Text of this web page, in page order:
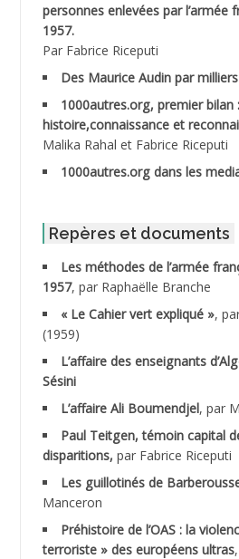
ABDESMED Mohamed ben
ABDESSELAMI Kouider
ABDESSLEM Ahmed dit le Coiffeur
ABDOUDOU
ABID Mohamed
ABNOUN Salah
ACHACHE M.*
ACHLAF Ali
ADALMI
ADANE Ramdane *
ADDAD
personnes enlevées par l’armée
1957.
Par Fabrice Riceputi
Des Maurice Audin par milliers
1000autres.org, premier bilan :
histoire,connaissance et
Malika Rahal et Fabrice Riceputi
1000autres.org dans les
Repères et documents
Les méthodes de l’armée
1957, par Raphaëlle Branche
« Le Cahier vert expliqué »,
(1959)
L’affaire des enseignants
Sésini
L’affaire Ali Boumendjel, par
Paul Teitgen, témoin capital
disparitions, par Fabrice Riceputi
Les guillotinés de
Manceron
Préhistoire de l’OAS : la
terroriste » des européens ultras